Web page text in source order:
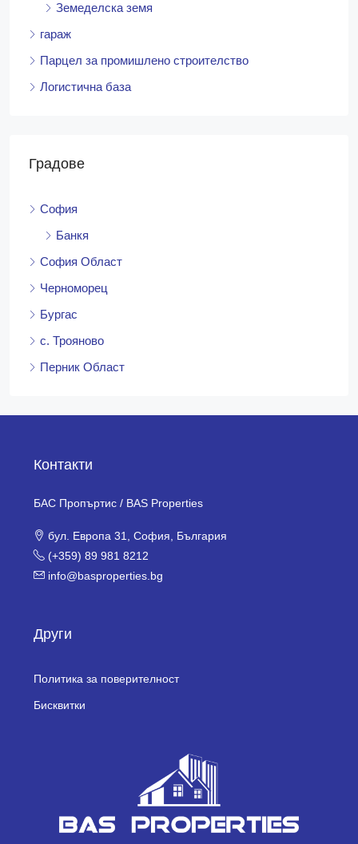
Земеделска земя
гараж
Парцел за промишлено строителство
Логистична база
Градове
София
Банкя
София Област
Черноморец
Бургас
с. Трояново
Перник Област
Контакти
БАС Пропъртис / BAS Properties
бул. Европа 31, София, България
(+359) 89 981 8212
info@basproperties.bg
Други
Политика за поверителност
Бисквитки